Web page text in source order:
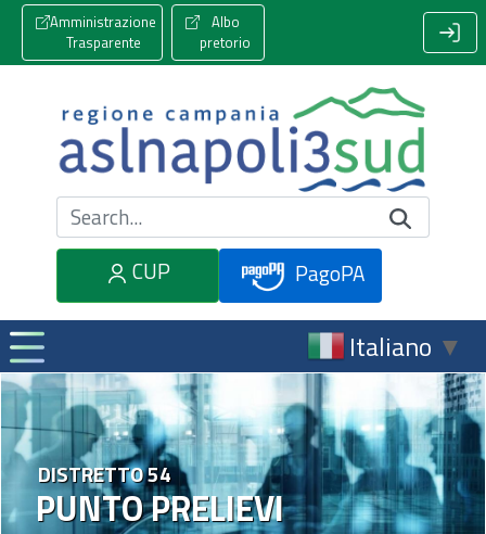
Amministrazione
Trasparente
Albo
pretorio
Cerca nel sito
CUP
PagoPA
Italiano ▼
PUNTO PRELIEVI
DISTRETTO 54